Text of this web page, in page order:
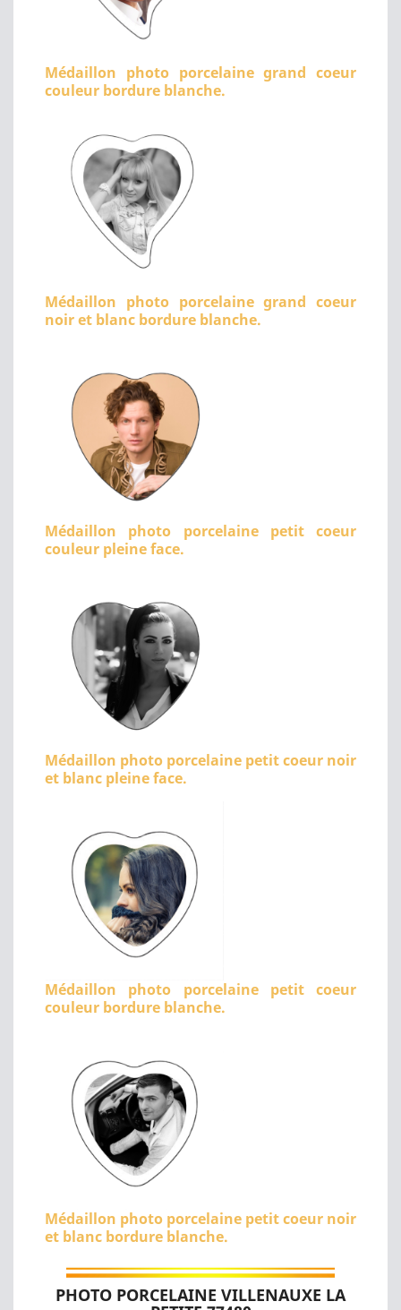
Médaillon photo porcelaine grand coeur
couleur bordure blanche.
Médaillon photo porcelaine grand coeur
noir et blanc bordure blanche.
Médaillon photo porcelaine petit coeur
couleur pleine face.
Médaillon photo porcelaine petit coeur noir
et blanc pleine face.
Médaillon photo porcelaine petit coeur
couleur bordure blanche.
Médaillon photo porcelaine petit coeur noir
et blanc bordure blanche.
PHOTO PORCELAINE VILLENAUXE LA